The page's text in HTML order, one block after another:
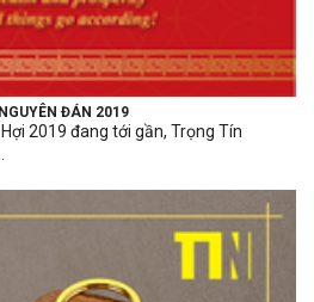
ĐÁN 2019
2019 đang tới gần, Trọng Tín